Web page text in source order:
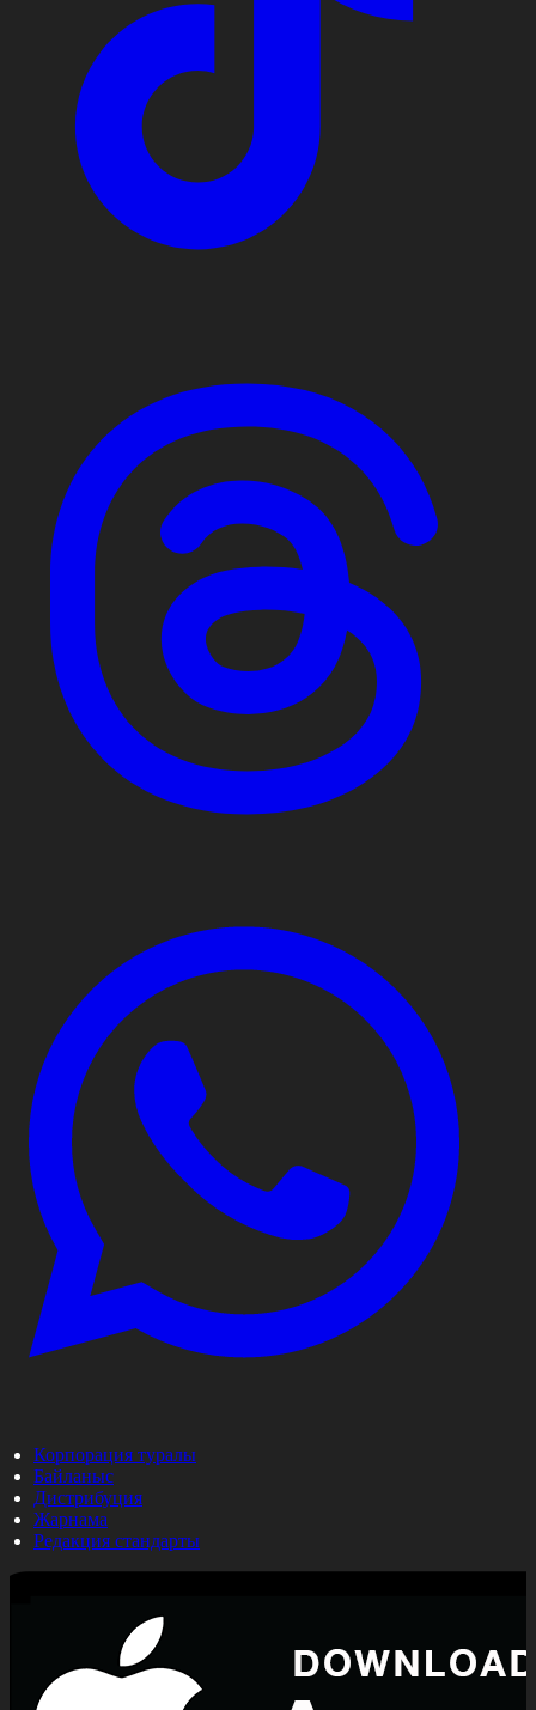
Корпорация туралы
Байланыс
Дистрибуция
Жарнама
Редакция стандарты